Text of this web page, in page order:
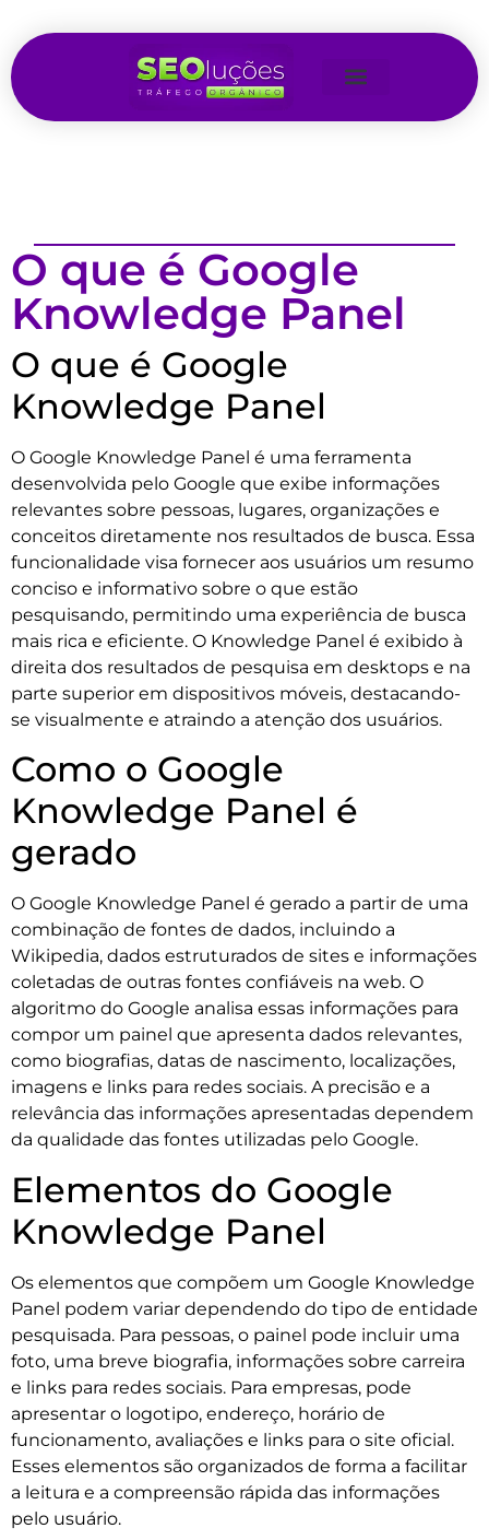
O que é Google
Knowledge Panel
O que é Google
Knowledge Panel
O Google Knowledge Panel é uma ferramenta
desenvolvida pelo Google que exibe informações
relevantes sobre pessoas, lugares, organizações e
conceitos diretamente nos resultados de busca. Essa
funcionalidade visa fornecer aos usuários um resumo
conciso e informativo sobre o que estão
pesquisando, permitindo uma experiência de busca
mais rica e eficiente. O Knowledge Panel é exibido à
direita dos resultados de pesquisa em desktops e na
parte superior em dispositivos móveis, destacando-
se visualmente e atraindo a atenção dos usuários.
Como o Google
Knowledge Panel é
gerado
O Google Knowledge Panel é gerado a partir de uma
combinação de fontes de dados, incluindo a
Wikipedia, dados estruturados de sites e informações
coletadas de outras fontes confiáveis na web. O
algoritmo do Google analisa essas informações para
compor um painel que apresenta dados relevantes,
como biografias, datas de nascimento, localizações,
imagens e links para redes sociais. A precisão e a
relevância das informações apresentadas dependem
da qualidade das fontes utilizadas pelo Google.
Elementos do Google
Knowledge Panel
Os elementos que compõem um Google Knowledge
Panel podem variar dependendo do tipo de entidade
pesquisada. Para pessoas, o painel pode incluir uma
foto, uma breve biografia, informações sobre carreira
e links para redes sociais. Para empresas, pode
apresentar o logotipo, endereço, horário de
funcionamento, avaliações e links para o site oficial.
Esses elementos são organizados de forma a facilitar
a leitura e a compreensão rápida das informações
pelo usuário.